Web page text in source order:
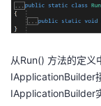
从Run() 方法的定义
IApplicationBuilder
IApplicationBuilder